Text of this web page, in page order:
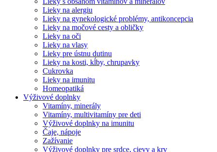
Lieky na alergiu
Lieky na gynekologické problémy, antikoncepcia
Lieky na močové cesty a obličky
Lieky na oči
Lieky na vlasy
Lieky pre ústnu dutinu
Lieky na kosti, kĺby, chrupavky
Cukrovka
Lieky na imunitu
Homeopatiká
Výživové doplnky
Vitamíny, minerály
Vitamíny, multivitamíny pre deti
Výživové doplnky na imunitu
Čaje, nápoje
Zažívanie
Výživové doplnky pre srdce, cievy a krv